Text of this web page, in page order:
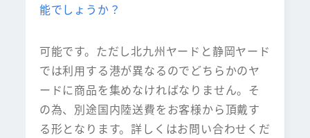
能でしょうか？
可能です。ただし北九州ヤードと静岡ヤード
では利用する港が異なるのでどちらかのヤ
ードに商品を集めなければなりません。そ
の為、別途国内陸送費をお客様から頂戴す
る形となります。詳しくはお問い合わせくだ